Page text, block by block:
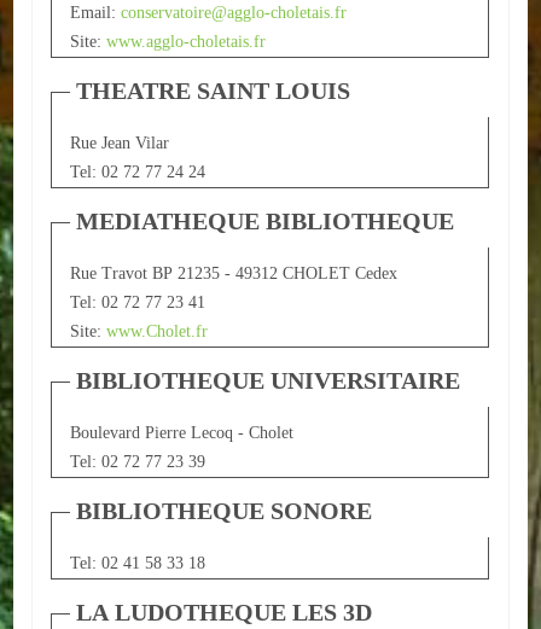
Ecole publique
Ecole privée
ASSOCIATIONS
Services
Autres
ENTREPRISES
L'agriculture
Email:conservatoire@agglo-choletais.fr
Site:www.agglo-choletais.fr
THEATRE SAINT LOUIS
Rue Jean Vilar
Tel: 02 72 77 24 24
MEDIATHEQUE BIBLIOTHEQUE
Rue Travot BP 21235 - 49312 CHOLET Cedex
Tel: 02 72 77 23 41
Site:www.Cholet.fr
BIBLIOTHEQUE UNIVERSITAIRE
Boulevard Pierre Lecoq - Cholet
Tel: 02 72 77 23 39
BIBLIOTHEQUE SONORE
Tel: 02 41 58 33 18
LA LUDOTHEQUE LES 3D